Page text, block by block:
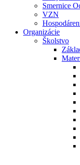
Smernice
VZN
Organizácie
Školstvo